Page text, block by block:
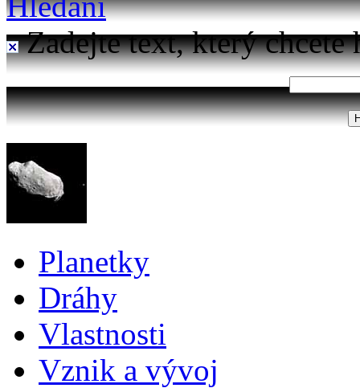
Zadejte text, který chcete
Planetky
Dráhy
Vlastnosti
Vznik a vývoj